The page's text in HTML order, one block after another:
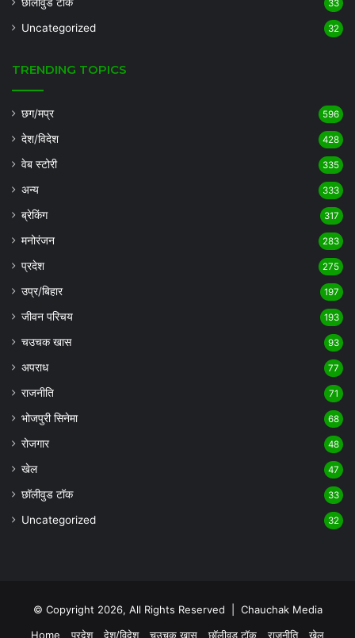
33
Uncategorized 32
TRENDING TOPICS
छग/मप्र 596
देश/विदेश 428
वेब स्टोरी 335
अन्य 333
ब्रेकिंग 317
मनोरंजन 283
प्रदेश 275
उप्र/बिहार 197
जीवन परिचय 193
चउचक खास 93
अपराध 77
राजनीति 71
भोजपुरी सिनेमा 68
रोजगार 48
खेल 47
छॉलीवुड टॉक 33
Uncategorized 32
© Copyright 2026, All Rights Reserved | Chauchak Media
Home
प्रदेश देश/विदेश चउचक खास छॉलीवुड टॉक राजनीति खेल